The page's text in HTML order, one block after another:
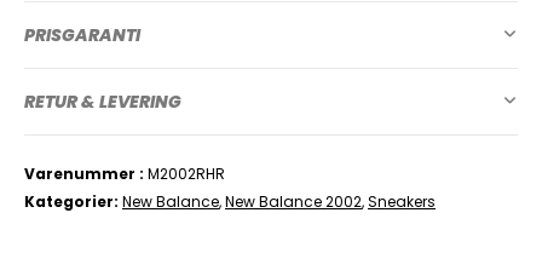
PRISGARANTI
RETUR & LEVERING
Varenummer
M2002RHR
Kategorier New Balance,New Balance 2002,Sneakers